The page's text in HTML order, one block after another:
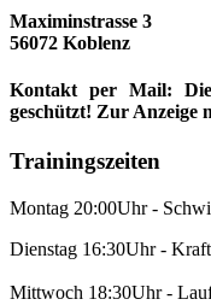
Maximinstrasse 3
56072 Koblenz
Kontakt per Mail:
geschützt! Zur Anzeige
Trainingszeiten
Montag 20:00Uhr -
Dienstag 16:30Uhr -
Mittwoch 18:30Uhr -